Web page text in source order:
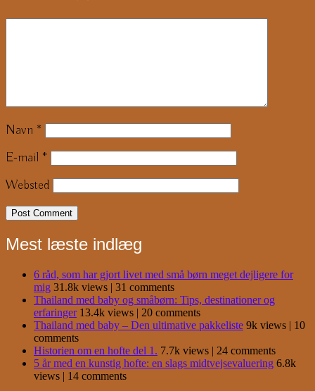
Navn *
E-mail *
Websted
Mest læste indlæg
6 råd, som har gjort livet med små børn meget dejligere for
mig 31.8k views | 31 comments
Thailand med baby og småbørn: Tips, destinationer og
erfaringer 13.4k views | 20 comments
Thailand med baby – Den ultimative pakkeliste 9k views | 10
comments
Historien om en hofte del 1. 7.7k views | 24 comments
5 år med en kunstig hofte: en slags midtvejsevaluering 6.8k
views | 14 comments